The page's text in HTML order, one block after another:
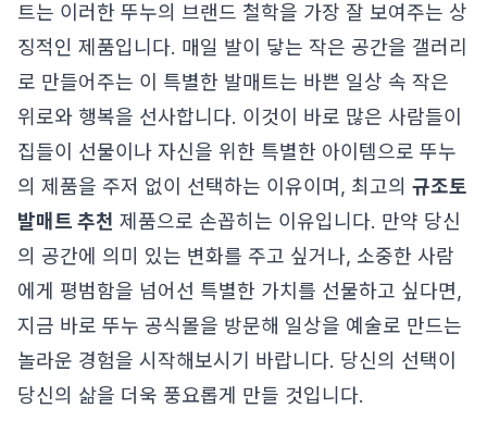
트는 이러한 뚜누의 브랜드 철학을 가장 잘 보여주는 상
징적인 제품입니다. 매일 발이 닿는 작은 공간을 갤러리
로 만들어주는 이 특별한 발매트는 바쁜 일상 속 작은
위로와 행복을 선사합니다. 이것이 바로 많은 사람들이
집들이 선물이나 자신을 위한 특별한 아이템으로 뚜누
의 제품을 주저 없이 선택하는 이유이며, 최고의 규조토
발매트 추천 제품으로 손꼽히는 이유입니다. 만약 당신
의 공간에 의미 있는 변화를 주고 싶거나, 소중한 사람
에게 평범함을 넘어선 특별한 가치를 선물하고 싶다면,
지금 바로 뚜누 공식몰을 방문해 일상을 예술로 만드는
놀라운 경험을 시작해보시기 바랍니다. 당신의 선택이
당신의 삶을 더욱 풍요롭게 만들 것입니다.